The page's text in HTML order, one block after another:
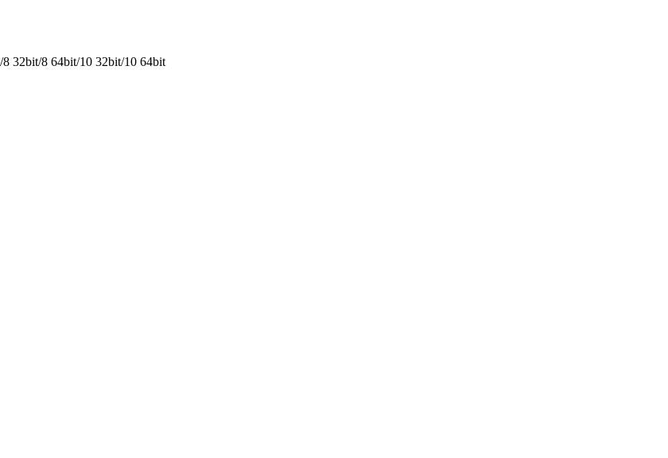
32bit/8 64bit/10 32bit/10 64bit